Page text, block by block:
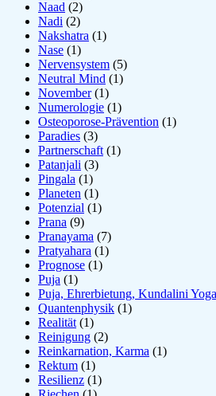
Naad (2)
Nadi (2)
Nakshatra (1)
Nase (1)
Nervensystem (5)
Neutral Mind (1)
November(1)
Numerologie (1)
Osteoporose-Prävention (1)
Paradies (3)
Partnerschaft (1)
Patanjali (3)
Pingala (1)
Planeten (1)
Potenzial (1)
Prana (9)
Pranayama (7)
Pratyahara (1)
Prognose (1)
Puja (1)
Puja, Ehrerbietung, Kundalini
Quantenphysik (1)
Realität (1)
Reinigung (2)
Reinkarnation, Karma (1)
Rektum (1)
Resilienz (1)